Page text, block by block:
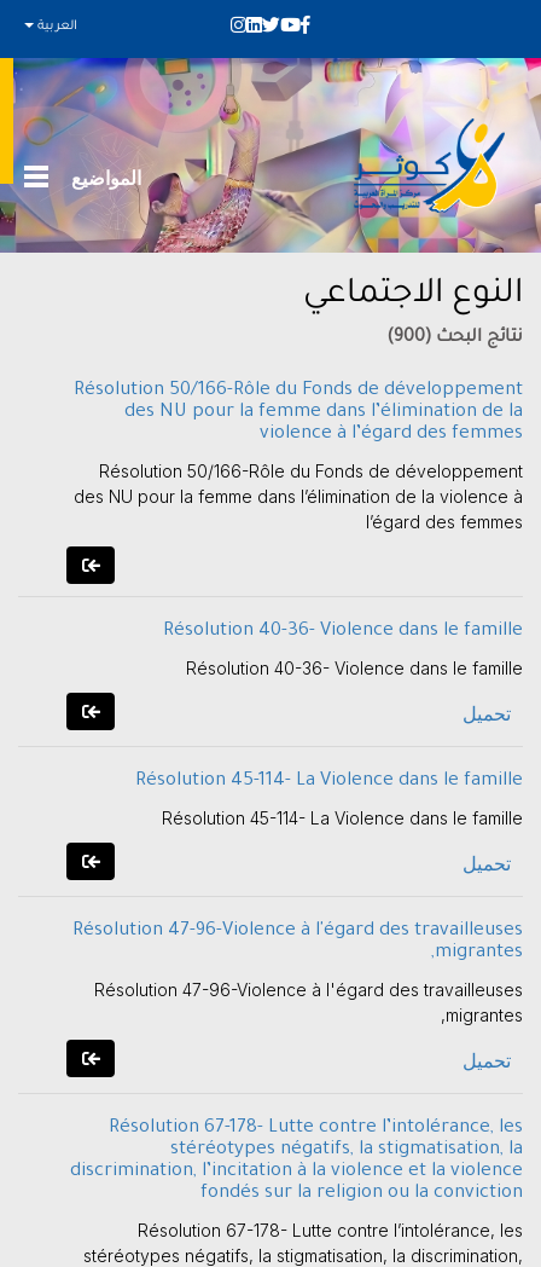
العربية
المواضيع
النوع الاجتماعي
نتائج البحث (900)
Résolution 50/166-Rôle du Fonds de développement
des NU pour la femme dans l’élimination de la
violence à l’égard des femmes
Résolution 50/166-Rôle du Fonds de développement
des NU pour la femme dans l’élimination de la violence à
l’égard des femmes
Résolution 40-36- Violence dans le famille
Résolution 40-36- Violence dans le famille
تحميل
Résolution 45-114- La Violence dans le famille
Résolution 45-114- La Violence dans le famille
تحميل
Résolution 47-96-Violence à l'égard des travailleuses
migrantes,
Résolution 47-96-Violence à l'égard des travailleuses
migrantes,
تحميل
Résolution 67-178- Lutte contre l’intolérance, les
stéréotypes négatifs, la stigmatisation, la
discrimination, l’incitation à la violence et la violence
fondés sur la religion ou la conviction
Résolution 67-178- Lutte contre l’intolérance, les
stéréotypes négatifs, la stigmatisation, la discrimination,